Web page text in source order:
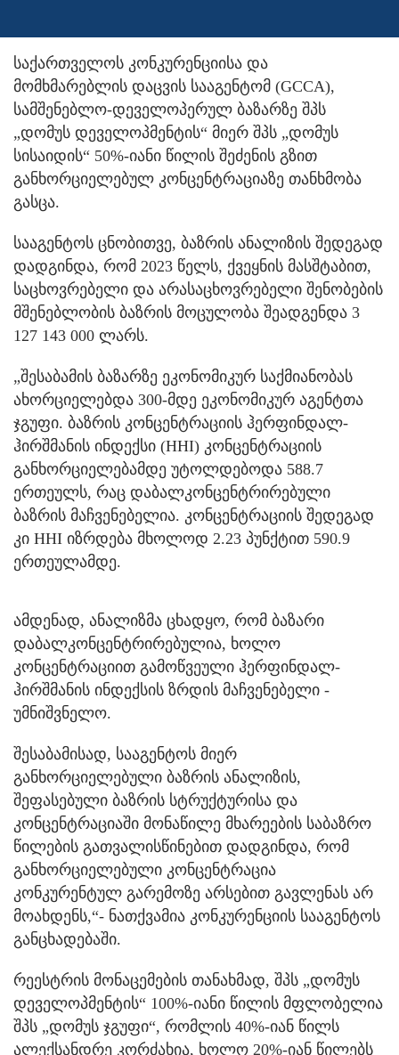
საქართველოს კონკურენციისა და
მომხმარებლის დაცვის სააგენტომ (GCCA),
სამშენებლო-დეველოპერულ ბაზარზე შპს
„დომუს დეველოპმენტის“ მიერ შპს „დომუს
სისაიდის“ 50%-იანი წილის შეძენის გზით
განხორციელებულ კონცენტრაციაზე თანხმობა
გასცა.
სააგენტოს ცნობითვე, ბაზრის ანალიზის შედეგად
დადგინდა, რომ 2023 წელს, ქვეყნის მასშტაბით,
საცხოვრებელი და არასაცხოვრებელი შენობების
მშენებლობის ბაზრის მოცულობა შეადგენდა 3
127 143 000 ლარს.
„შესაბამის ბაზარზე ეკონომიკურ საქმიანობას
ახორციელებდა 300-მდე ეკონომიკურ აგენტთა
ჯგუფი. ბაზრის კონცენტრაციის ჰერფინდალ-
ჰირშმანის ინდექსი (HHI) კონცენტრაციის
განხორციელებამდე უტოლდებოდა 588.7
ერთეულს, რაც დაბალკონცენტრირებული
ბაზრის მაჩვენებელია. კონცენტრაციის შედეგად
კი HHI იზრდება მხოლოდ 2.23 პუნქტით 590.9
ერთეულამდე.
ამდენად, ანალიზმა ცხადყო, რომ ბაზარი
დაბალკონცენტრირებულია, ხოლო
კონცენტრაციით გამოწვეული ჰერფინდალ-
ჰირშმანის ინდექსის ზრდის მაჩვენებელი -
უმნიშვნელო.
შესაბამისად, სააგენტოს მიერ
განხორციელებული ბაზრის ანალიზის,
შეფასებული ბაზრის სტრუქტურისა და
კონცენტრაციაში მონაწილე მხარეების საბაზრო
წილების გათვალისწინებით დადგინდა, რომ
განხორციელებული კონცენტრაცია
კონკურენტულ გარემოზე არსებით გავლენას არ
მოახდენს,“- ნათქვამია კონკურენციის სააგენტოს
განცხადებაში.
რეესტრის მონაცემების თანახმად, შპს „დომუს
დეველოპმენტის“ 100%-იანი წილის მფლობელია
შპს „დომუს ჯგუფი“, რომლის 40%-იან წილს
ალექსანდრე კორძახია, ხოლო 20%-იან წილებს